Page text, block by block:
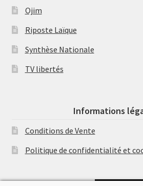
Ojim
Riposte Laïque
Synthèse Nationale
TV libertés
Informations
Conditions de Vente
Politique de confidentialité et